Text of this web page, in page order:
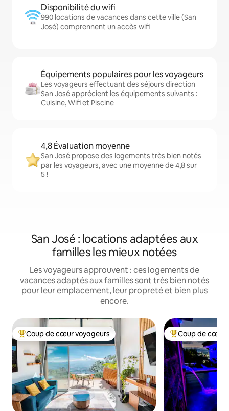
Disponibilité du wifi
990 locations de vacances dans cette ville (San
José) comprennent un accès wifi
Équipements populaires pour les voyageurs
Les voyageurs effectuant des séjours direction
San José apprécient les équipements suivants :
Cuisine, Wifi et Piscine
4,8 Évaluation moyenne
San José propose des logements très bien notés
par les voyageurs, avec une moyenne de 4,8 sur
5 !
San José : locations adaptées aux
familles les mieux notées
Les voyageurs approuvent : ces logements de
vacances adaptés aux familles sont très bien notés
pour leur emplacement, leur propreté et bien plus
encore.
Coups de cœur voyageurs les plus appréciés
Coup de cœur voyageurs Coups de cœur
Coup de cœur